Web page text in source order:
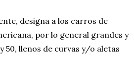
designa a los carros de
por lo general grandes y
50, llenos de curvas y/o aletas